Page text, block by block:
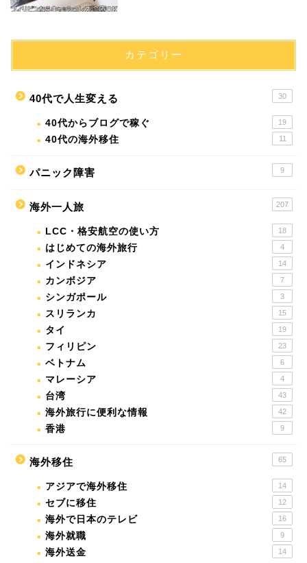
カテゴリー
40代で人生変える 30
40代からブログで稼ぐ 19
40代の海外移住 11
パニック障害 9
海外一人旅 207
LCC・格安航空の使い方 18
はじめての海外旅行 4
インドネシア 14
カンボジア 7
シンガポール 3
スリランカ 15
タイ 19
フィリピン 23
ベトナム 6
マレーシア 4
台湾 43
海外旅行に便利な情報 42
香港 9
海外移住 65
アジアで海外移住 14
セブに移住 12
海外で日本のテレビ 16
海外就職 9
海外送金 14